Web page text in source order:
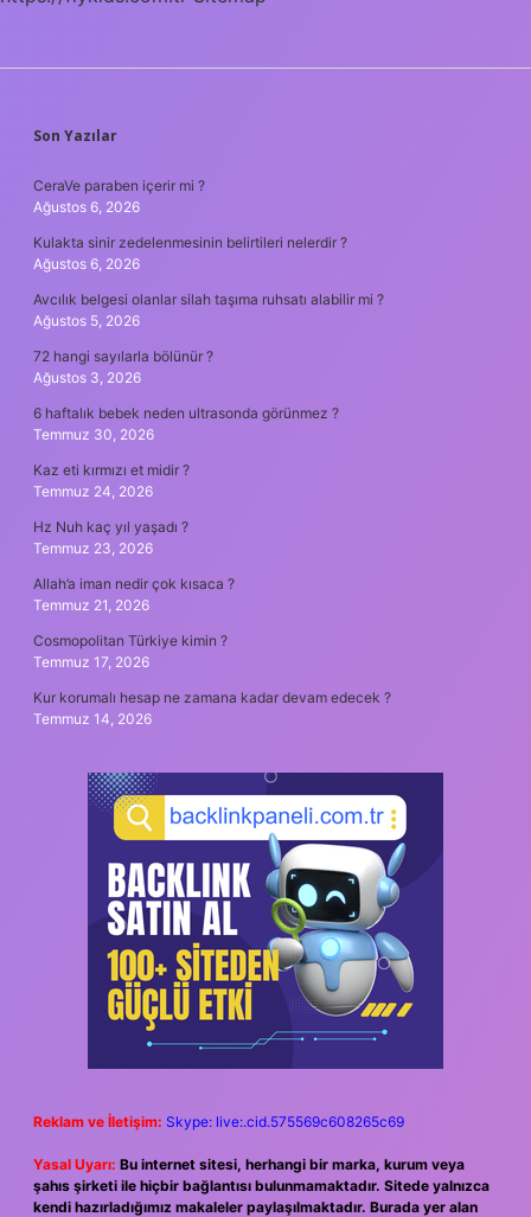
SIDEBAR
Son Yazılar
CeraVe paraben içerir mi ?
Ağustos 6, 2026
Kulakta sinir zedelenmesinin belirtileri nelerdir ?
Ağustos 6, 2026
Avcılık belgesi olanlar silah taşıma ruhsatı alabilir mi ?
Ağustos 5, 2026
72 hangi sayılarla bölünür ?
Ağustos 3, 2026
6 haftalık bebek neden ultrasonda görünmez ?
Temmuz 30, 2026
Kaz eti kırmızı et midir ?
Temmuz 24, 2026
Hz Nuh kaç yıl yaşadı ?
Temmuz 23, 2026
Allah’a iman nedir çok kısaca ?
Temmuz 21, 2026
Cosmopolitan Türkiye kimin ?
Temmuz 17, 2026
Kur korumalı hesap ne zamana kadar devam edecek ?
Temmuz 14, 2026
Reklam ve İletişim: Skype: live:.cid.575569c608265c69
Yasal Uyarı: Bu internet sitesi, herhangi bir marka, kurum veya
şahıs şirketi ile hiçbir bağlantısı bulunmamaktadır. Sitede yalnızca
kendi hazırladığımız makaleler paylaşılmaktadır. Burada yer alan